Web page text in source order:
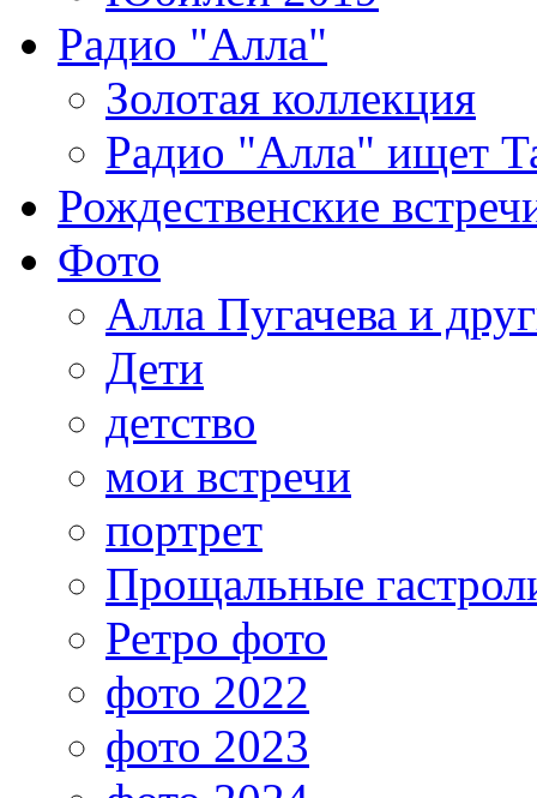
Радио "Алла"
Золотая коллекция
Радио "Алла" ищет
Рождественские
Фото
Алла Пугачева и
Дети
детство
мои встречи
портрет
Прощальные
Ретро фото
фото 2022
фото 2023